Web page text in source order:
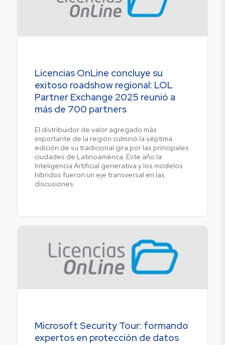
Licencias OnLine concluye su
exitoso roadshow regional: LOL
Partner Exchange 2025 reunió a
más de 700 partners
El distribuidor de valor agregado más
importante de la región culminó la séptima
edición de su tradicional gira por las principales
ciudades de Latinoamérica. Este año la
Inteligencia Artificial generativa y los modelos
híbridos fueron un eje transversal en las
discusiones.
Microsoft Security Tour: formando
expertos en protección de datos